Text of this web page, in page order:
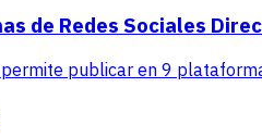
de Redes Sociales
publicar en 9